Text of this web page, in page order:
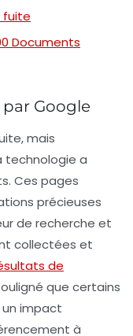
fuite
Documents
Google
mais
technologie a
Ces pages
précieuses
de recherche et
collectées et
de
que certains
impact
à